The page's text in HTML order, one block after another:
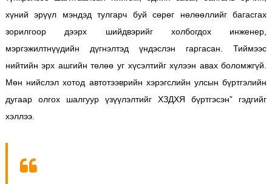
хүний эрүүл мэндэд тулгарч буй сөрөг нөлөөллийг багасгах
зорилгоор дээрх шийдвэрийг холбогдох инженер,
мэргэжилтнүүдийн дүгнэлтэд үндэслэн гаргасан. Тиймээс
нийтийн эрх ашгийн төлөө уг хүсэлтийг хүлээн авах боломжгүй.
Мөн нийслэл хотод автотээврийн хэрэгслийн улсын бүртгэлийн
дугаар олгох шалгуур үзүүлэлтийг ХЗДХЯ бүртгэсэн” гэдгийг
хэллээ.